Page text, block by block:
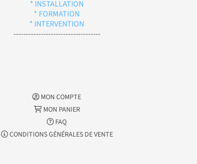
* INSTALLATION
* FORMATION
* INTERVENTION
-----------------------------------
MON COMPTE
MON PANIER
FAQ
CONDITIONS GÉNÉRALES DE VENTE